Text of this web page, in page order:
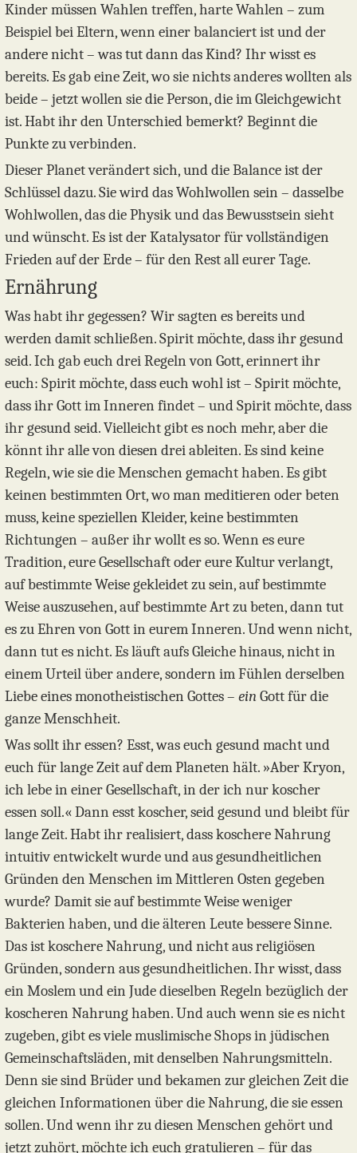
Kinder müssen Wahlen treffen, harte Wahlen – zum
Beispiel bei Eltern, wenn einer balanciert ist und der
andere nicht – was tut dann das Kind? Ihr wisst es
bereits. Es gab eine Zeit, wo sie nichts anderes wollten als
beide – jetzt wollen sie die Person, die im Gleichgewicht
ist. Habt ihr den Unterschied bemerkt? Beginnt die
Punkte zu verbinden.
Dieser Planet verändert sich, und die Balance ist der
Schlüssel dazu. Sie wird das Wohlwollen sein – dasselbe
Wohlwollen, das die Physik und das Bewusstsein sieht
und wünscht. Es ist der Katalysator für vollständigen
Frieden auf der Erde – für den Rest all eurer Tage.
Ernährung
Was habt ihr gegessen? Wir sagten es bereits und
werden damit schließen. Spirit möchte, dass ihr gesund
seid. Ich gab euch drei Regeln von Gott, erinnert ihr
euch: Spirit möchte, dass euch wohl ist – Spirit möchte,
dass ihr Gott im Inneren findet – und Spirit möchte, dass
ihr gesund seid. Vielleicht gibt es noch mehr, aber die
könnt ihr alle von diesen drei ableiten. Es sind keine
Regeln, wie sie die Menschen gemacht haben. Es gibt
keinen bestimmten Ort, wo man meditieren oder beten
muss, keine speziellen Kleider, keine bestimmten
Richtungen – außer ihr wollt es so. Wenn es eure
Tradition, eure Gesellschaft oder eure Kultur verlangt,
auf bestimmte Weise gekleidet zu sein, auf bestimmte
Weise auszusehen, auf bestimmte Art zu beten, dann tut
es zu Ehren von Gott in eurem Inneren. Und wenn nicht,
dann tut es nicht. Es läuft aufs Gleiche hinaus, nicht in
einem Urteil über andere, sondern im Fühlen derselben
Liebe eines monotheistischen Gottes – einGott für die
ganze Menschheit.
Was sollt ihr essen? Esst, was euch gesund macht und
euch für lange Zeit auf dem Planeten hält. »Aber Kryon,
ich lebe in einer Gesellschaft, in der ich nur koscher
essen soll.« Dann esst koscher, seid gesund und bleibt für
lange Zeit. Habt ihr realisiert, dass koschere Nahrung
intuitiv entwickelt wurde und aus gesundheitlichen
Gründen den Menschen im Mittleren Osten gegeben
wurde? Damit sie auf bestimmte Weise weniger
Bakterien haben, und die älteren Leute bessere Sinne.
Das ist koschere Nahrung, und nicht aus religiösen
Gründen, sondern aus gesundheitlichen. Ihr wisst, dass
ein Moslem und ein Jude dieselben Regeln bezüglich der
koscheren Nahrung haben. Und auch wenn sie es nicht
zugeben, gibt es viele muslimische Shops in jüdischen
Gemeinschaftsläden, mit denselben Nahrungsmitteln.
Denn sie sind Brüder und bekamen zur gleichen Zeit die
gleichen Informationen über die Nahrung, die sie essen
sollen. Und wenn ihr zu diesen Menschen gehört und
jetzt zuhört, möchte ich euch gratulieren – für das